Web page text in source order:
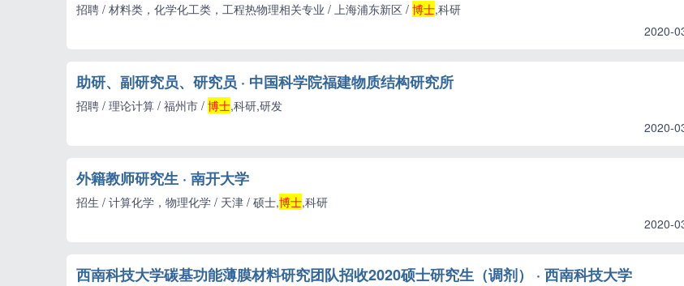
招聘 / 材料类，化学化工类，工程热物理相关专业 / 上海浦东新区 / 博士,科研
2020-
助研、副研究员、研究员 · 中国科学院福建物质结构研究所
招聘 / 理论计算 / 福州市 / 博士,科研,研发
2020-
外籍教师研究生 · 南开大学
招生 / 计算化学，物理化学 / 天津 / 硕士,博士,科研
2020-
西南科技大学碳基功能薄膜材料研究团队招收2020硕士研究生（调剂） · 西南科技大学